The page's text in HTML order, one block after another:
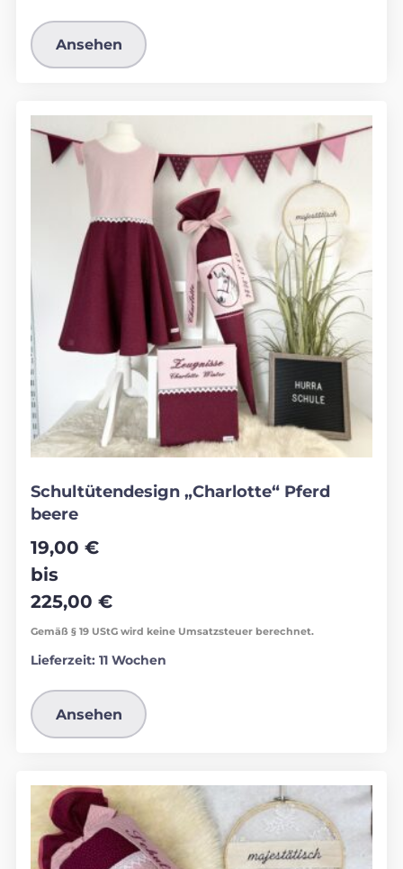
Ansehen
Schultütendesign „Charlotte“ Pferd
beere
19,00 €
bis
225,00 €
Gemäß § 19 UStG wird keine Umsatzsteuer berechnet.
Lieferzeit: 11 Wochen
Ansehen